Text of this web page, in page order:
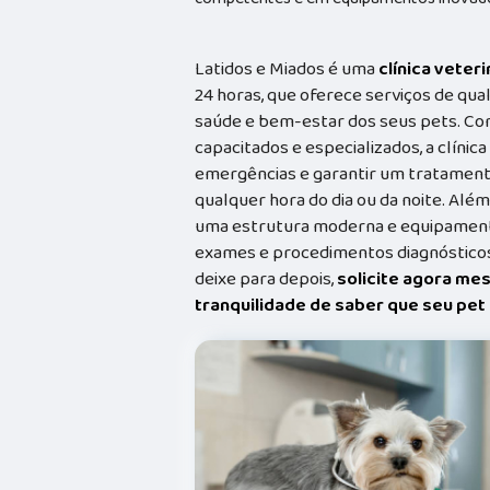
Latidos e Miados é umaclínica
24 horas, que oferece serviços de
saúde e bem-estar dos seus pets.
capacitados e especializados, a
emergências e garantir um
qualquer hora do dia ou da noite.
uma estrutura moderna e
exames e procedimentos
deixe para depois,solicite agora
tranquilidade de saber que seu